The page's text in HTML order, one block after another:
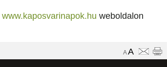
www.kaposvarinapok.hu weboldalon
A A